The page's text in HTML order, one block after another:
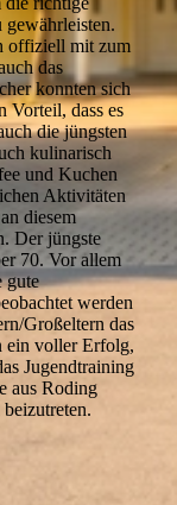
offiziell mit zum
das
konnten sich
Vorteil, dass es
die jüngsten
kulinarisch
und Kuchen
Aktivitäten
diesem
Der jüngste
70. Vor allem
gute
werden
Großeltern das
ein voller Erfolg,
Jugendtraining
aus Roding